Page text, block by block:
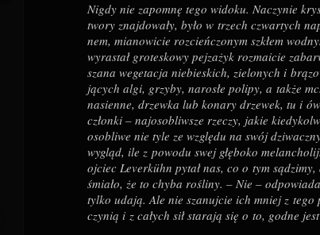
Nigdy nie zapomnę tego widoku. Naczy­nie
twory znaj­do­wały, było w trzech czwar­tych
nem, mia­no­wi­cie roz­cieńczo­nym szkłem
wyra­stał gro­te­skowy pej­za­żyk roz­ma­i­cie
szana wege­ta­cja nie­bie­skich, zie­lo­nych i
jących algi, grzyby, naro­słe polipy, a także
nasienne, drzewka lub konary drze­wek, tu i
członki – naj­o­so­bliw­sze rze­czy, jakie
oso­bliwe nie tyle ze względu na swój
wygląd, ile z powodu swej głęboko
ojciec Lever­kühn pytał nas, co o tym
śmiało, że to chyba rośliny. – Nie –
tylko udają. Ale nie sza­nuj­cie ich mniej z tego
czy­nią i z całych sił sta­rają się o to, godne